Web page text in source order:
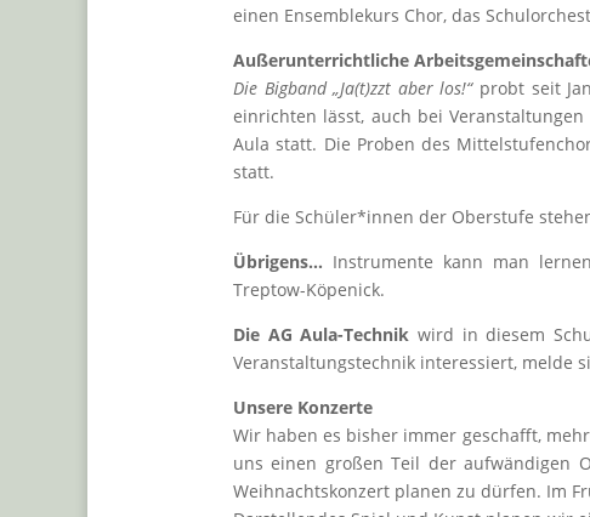
einen Ensemblekurs Chor, das
Außerunterrichtliche
Die Bigband „Ja(t)zzt aber los!“ probt seit
einrichten lässt, auch bei
Aula statt. Die Proben des
statt.
Für die Schüler*innen der Oberstufe
Übrigens… Instrumente kann man
Treptow-Köpenick.
Die AG Aula-Technik wird in diesem
Veranstaltungstechnik interessiert, melde
Unsere Konzerte
Wir haben es bisher immer geschafft,
uns einen großen Teil der aufwändigen
Weihnachtskonzert planen zu dürfen. Im